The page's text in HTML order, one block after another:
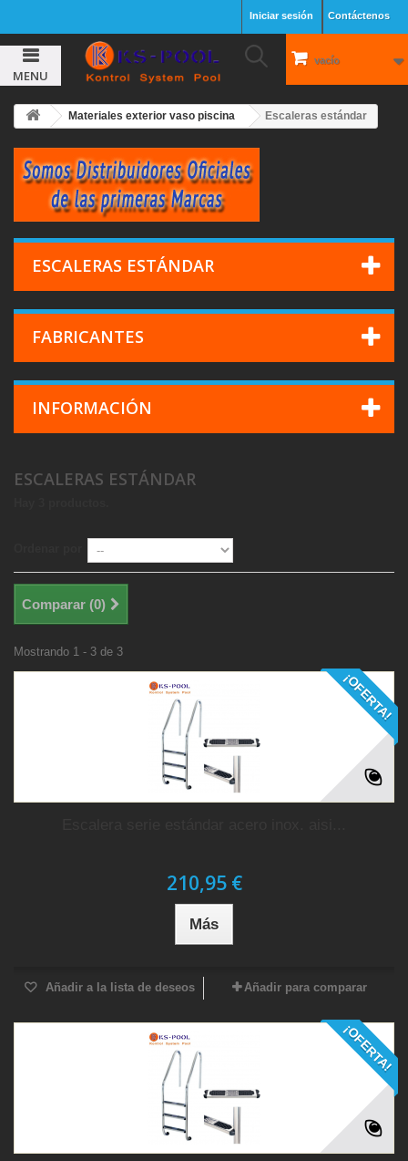
Contáctenos
Iniciar sesión
vacío
MENU
Materiales exterior vaso piscina Escaleras estándar
ESCALERAS ESTÁNDAR
FABRICANTES
INFORMACIÓN
ESCALERAS ESTÁNDAR
Comparar (0)
Mostrando 1 - 3 de 3
¡OFERTA!
210,95 €
Más
Añadir a la lista de deseos Añadir para comparar
¡OFERTA!